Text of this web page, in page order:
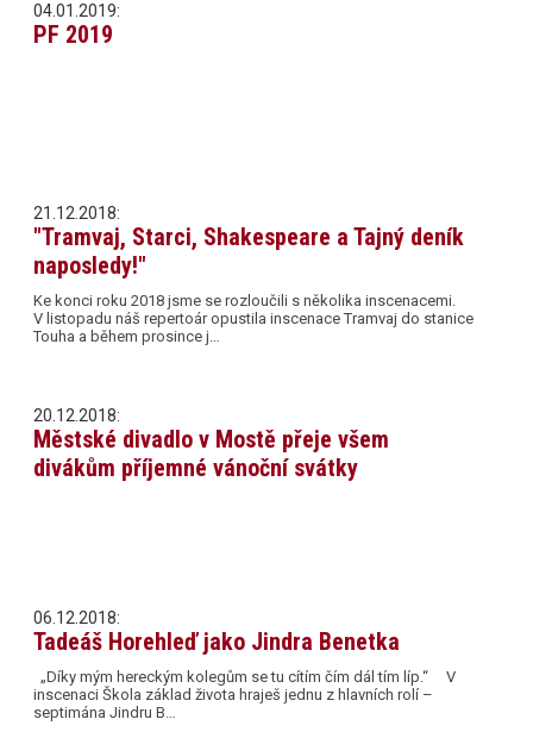
04.01.2019:
PF 2019
21.12.2018:
"Tramvaj, Starci, Shakespeare a Tajný deník
naposledy!"
Ke konci roku 2018 jsme se rozloučili s několika inscenacemi.
V listopadu náš repertoár opustila inscenace Tramvaj do stanice
Touha a během prosince j…
20.12.2018:
Městské divadlo v Mostě přeje všem
divákům příjemné vánoční svátky
06.12.2018:
Tadeáš Horehleď jako Jindra Benetka
„Díky mým hereckým kolegům se tu cítím čím dál tím líp.“ V
inscenaci Škola základ života hraješ jednu z hlavních rolí –
septimána Jindru B…